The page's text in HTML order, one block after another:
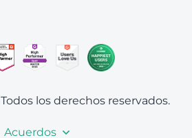
Todos los derechos reservados.
Acuerdos